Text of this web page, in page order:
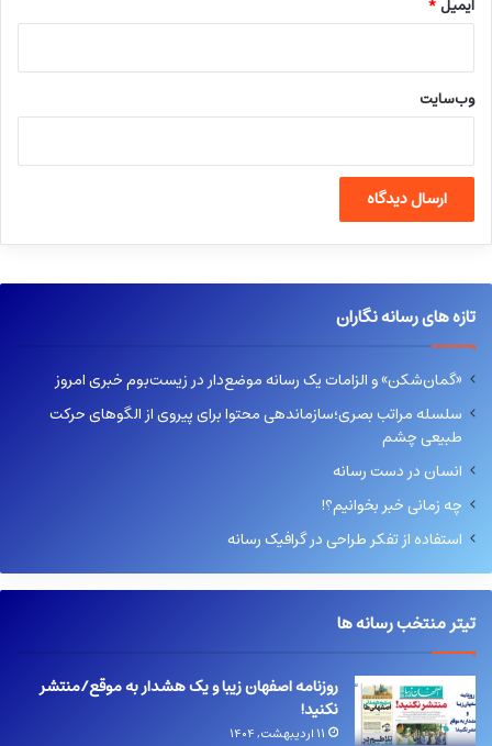
ایمیل*
وب‌سایت
تازه های رسانه نگاران
«گمان‌شکن» و الزامات یک رسانه موضع‌دار در زیست‌بوم خبری امروز
سلسله مراتب بصری؛سازماندهی محتوا برای پیروی از الگوهای حرکت
طبیعی چشم
انسان در دست رسانه
چه زمانی خبر بخوانیم؟!
استفاده از تفکر طراحی در گرافیک رسانه
تیتر منتخب رسانه ها
روزنامه اصفهان زیبا و یک هشدار به موقع/منتشر
نکنید!
۱۱ اردیبهشت, ۱۴۰۴